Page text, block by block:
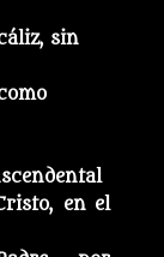
sin
como
en el